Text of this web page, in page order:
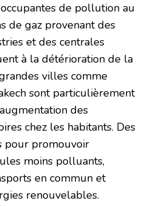
de pollution au
de gaz provenant des
et des centrales
à la détérioration de la
villes comme
sont particulièrement
des
chez les habitants. Des
pour promouvoir
moins polluants,
en commun et
renouvelables.